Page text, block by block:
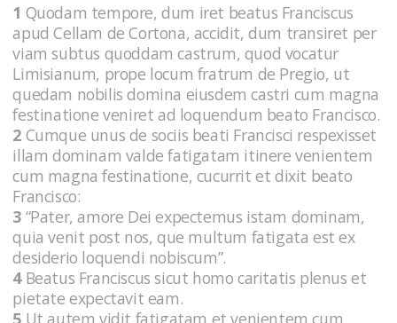
1 Quodam tempore, dum iret beatus Franciscus
apud Cellam de Cortona, accidit, dum transiret per
viam subtus quoddam castrum, quod vocatur
Limisianum, prope locum fratrum de Pregio, ut
quedam nobilis domina eiusdem castri cum magna
festinatione veniret ad loquendum beato Francisco.
2 Cumque unus de sociis beati Francisci respexisset
illam dominam valde fatigatam itinere venientem
cum magna festinatione, cucurrit et dixit beato
Francisco:
3 “Pater, amore Dei expectemus istam dominam,
quia venit post nos, que multum fatigata est ex
desiderio loquendi nobiscum”.
4Beatus Franciscus sicut homo caritatis plenus et
pietate expectavit eam.
5 Ut autem vidit fatigatam et venientem cum